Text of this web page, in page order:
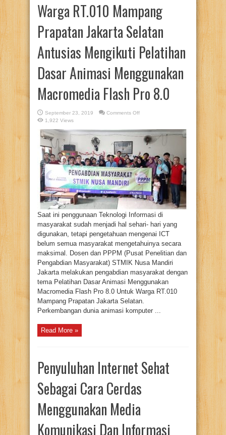
Warga RT.010 Mampang
Prapatan Jakarta Selatan
Antusias Mengikuti Pelatihan
Dasar Animasi Menggunakan
Macromedia Flash Pro 8.0
September 23, 2019 Comments Offon
Mampang
Prapatan
Jakarta
Selatan
Antusias
Mengikuti
Pelatihan
Dasar
Animasi
Menggunakan
Macromedia
Flash
Pro
8.0
1,922 Views
Saat ini penggunaan Teknologi Informasi di
masyarakat sudah menjadi hal sehari- hari yang
digunakan, tetapi pengetahuan mengenai ICT
belum semua masyarakat mengetahuinya secara
maksimal. Dosen dan PPPM (Pusat Penelitian dan
Pengabdian Masyarakat) STMIK Nusa Mandiri
Jakarta melakukan pengabdian masyarakat dengan
tema Pelatihan Dasar Animasi Menggunakan
Macromedia Flash Pro 8.0 Untuk Warga RT.010
Mampang Prapatan Jakarta Selatan.
Perkembangan dunia animasi komputer ...
Read More »
Penyuluhan Internet Sehat
Sebagai Cara Cerdas
Menggunakan Media
Komunikasi Dan Informasi